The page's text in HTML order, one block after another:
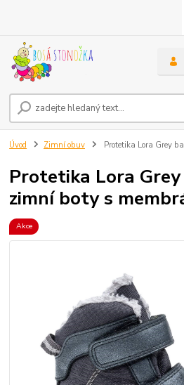
Úvod Zimní obuv Protetika Lora Grey
Protetika Lora
zimní boty s
Akce